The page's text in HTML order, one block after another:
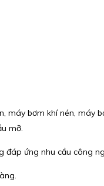
máy bơm khí nén, máy
mỡ.
đáp ứng nhu cầu công